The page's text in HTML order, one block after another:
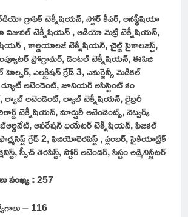
గ్రాఫిక్ టెక్నీషియన్, స్టోర్ కీపర్, అనస్థీషియా
టెక్నీషియన్ , ఆడియో మెట్రి టెక్నీషియన్,
, కార్డియాలజీ టెక్నీషియన్, చైల్డ్ సైకాలజిస్ట్,
ప్రోగ్రామర్, డెంటల్ టెక్నీషియన్, ఈసిజి
హెల్పర్, ఎలక్ట్రిషన్ గ్రేడ్ 3, ఎమర్జెన్సీ మెడికల్
అటెండెంట్, జూనియర్ అసిస్టెంట్ కం
ల్యాబ్ అటెండెంట్, ల్యాబ్ టెక్నీషియన్, లైబ్రరీ
టెక్నీషియన్, మార్చురీ అటెండెంట్స్, నెట్వర్క్
సబ్ఆర్డినేట్, ఆపరేషన్ థియేటర్ టెక్నీషియన్, ఫిజికల్
గ్రేడ్ 2, ఫిజియోథెరపిస్ట్ , ప్లంబర్, సైకియాట్రిక్
స్పీచ్ తెరపిస్ట్, స్టోర్ అటెండర్, సిస్టం అడ్మినిస్ట్రేటర్
సంఖ్య :257
– 116